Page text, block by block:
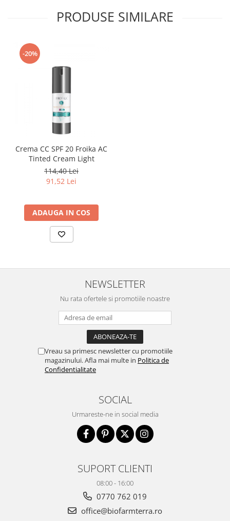
PRODUSE SIMILARE
-20%
Crema CC SPF 20 Froika AC
Tinted Cream Light
114,40 Lei
91,52 Lei
ADAUGA IN COS
NEWSLETTER
Nu rata ofertele si promotiile noastre
Vreau sa primesc newsletter cu promotiile
magazinului. Afla mai multe in Politica de
Confidentialitate
SOCIAL
Urmareste-ne in social media
SUPORT CLIENTI
08:00 - 16:00
0770 762 019
office@biofarmterra.ro